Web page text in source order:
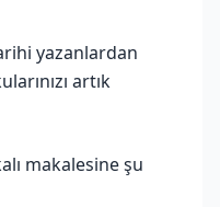
yazanlardan
artık
makalesine şu